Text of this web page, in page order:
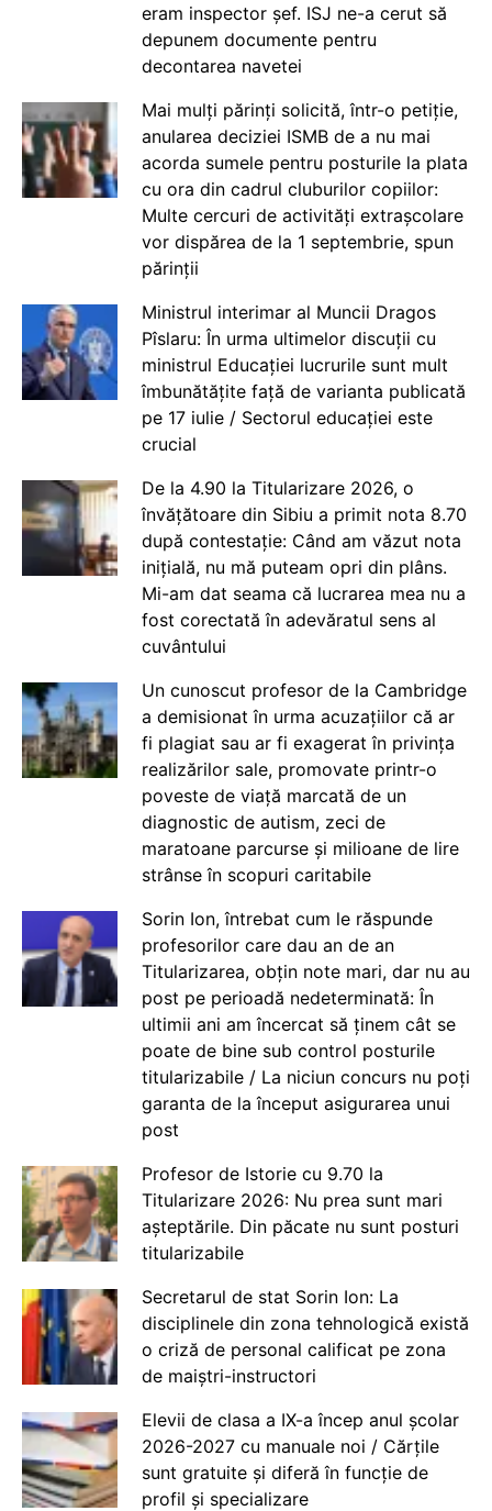
eram inspector șef. ISJ ne-a cerut să
depunem documente pentru
decontarea navetei
Mai mulți părinți solicită, într-o petiție,
anularea deciziei ISMB de a nu mai
acorda sumele pentru posturile la plata
cu ora din cadrul cluburilor copiilor:
Multe cercuri de activități extrașcolare
vor dispărea de la 1 septembrie, spun
părinții
Ministrul interimar al Muncii Dragos
Pîslaru: În urma ultimelor discuții cu
ministrul Educației lucrurile sunt mult
îmbunătățite față de varianta publicată
pe 17 iulie / Sectorul educației este
crucial
De la 4.90 la Titularizare 2026, o
învățătoare din Sibiu a primit nota 8.70
după contestație: Când am văzut nota
inițială, nu mă puteam opri din plâns.
Mi-am dat seama că lucrarea mea nu a
fost corectată în adevăratul sens al
cuvântului
Un cunoscut profesor de la Cambridge
a demisionat în urma acuzațiilor că ar
fi plagiat sau ar fi exagerat în privința
realizărilor sale, promovate printr-o
poveste de viață marcată de un
diagnostic de autism, zeci de
maratoane parcurse și milioane de lire
strânse în scopuri caritabile
Sorin Ion, întrebat cum le răspunde
profesorilor care dau an de an
Titularizarea, obțin note mari, dar nu au
post pe perioadă nedeterminată: În
ultimii ani am încercat să ținem cât se
poate de bine sub control posturile
titularizabile / La niciun concurs nu poți
garanta de la început asigurarea unui
post
Profesor de Istorie cu 9.70 la
Titularizare 2026: Nu prea sunt mari
așteptările. Din păcate nu sunt posturi
titularizabile
Secretarul de stat Sorin Ion: La
disciplinele din zona tehnologică există
o criză de personal calificat pe zona
de maiștri-instructori
Elevii de clasa a IX-a încep anul școlar
2026-2027 cu manuale noi / Cărțile
sunt gratuite și diferă în funcție de
profil și specializare